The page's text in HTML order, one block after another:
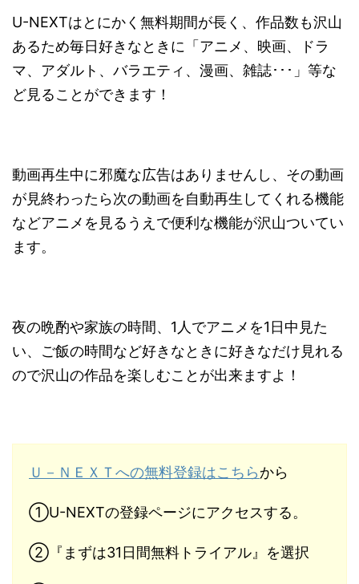
U-NEXTはとにかく無料期間が長く、作品数も沢山
あるため毎日好きなときに「アニメ、映画、ドラ
マ、アダルト、バラエティ、漫画、雑誌･･･」等な
ど見ることができます！
動画再生中に邪魔な広告はありませんし、その動画
が見終わったら次の動画を自動再生してくれる機能
などアニメを見るうえで便利な機能が沢山ついてい
ます。
夜の晩酌や家族の時間、1人でアニメを1日中見た
い、ご飯の時間など好きなときに好きなだけ見れる
ので沢山の作品を楽しむことが出来ますよ！
Ｕ－ＮＥＸＴへの無料登録はこちらから
①U-NEXTの登録ページにアクセスする。
②『まずは31日間無料トライアル』を選択